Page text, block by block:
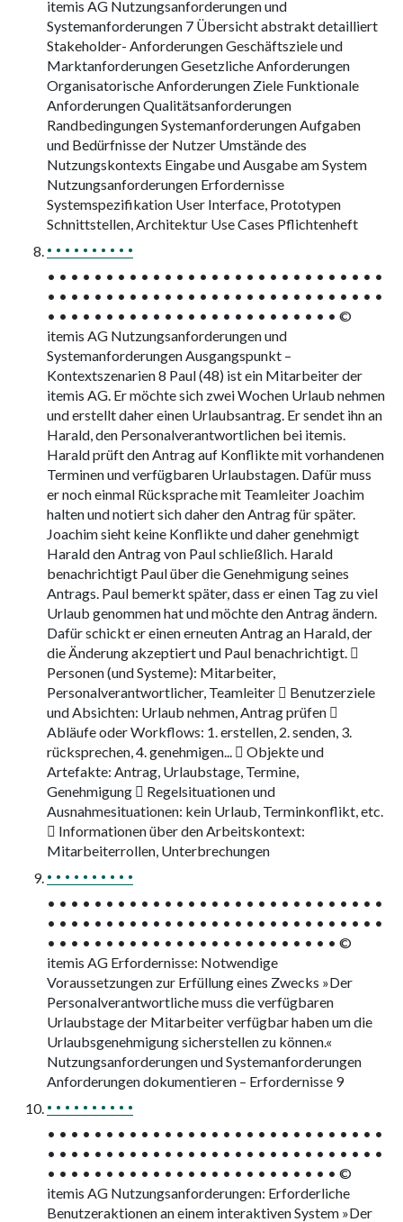
itemis AG Nutzungsanforderungen und
Systemanforderungen 7 Übersicht abstrakt detailliert
Stakeholder- Anforderungen Geschäftsziele und
Marktanforderungen Gesetzliche Anforderungen
Organisatorische Anforderungen Ziele Funktionale
Anforderungen Qualitätsanforderungen
Randbedingungen Systemanforderungen Aufgaben
und Bedürfnisse der Nutzer Umstände des
Nutzungskontexts Eingabe und Ausgabe am System
Nutzungsanforderungen Erfordernisse
Systemspezifikation User Interface, Prototypen
Schnittstellen, Architektur Use Cases Pflichtenheft
• • • • • • • • • •
• • • • • • • • • • • • • • • • • • • • • • • • • • • • •
• • • • • • • • • • • • • • • • • • • • • • • • • • • • •
• • • • • • • • • • • • • • • • • • • • • • • • • ©
itemis AG Nutzungsanforderungen und
Systemanforderungen Ausgangspunkt –
Kontextszenarien 8 Paul (48) ist ein Mitarbeiter der
itemis AG. Er möchte sich zwei Wochen Urlaub nehmen
und erstellt daher einen Urlaubsantrag. Er sendet ihn an
Harald, den Personalverantwortlichen bei itemis.
Harald prüft den Antrag auf Konflikte mit vorhandenen
Terminen und verfügbaren Urlaubstagen. Dafür muss
er noch einmal Rücksprache mit Teamleiter Joachim
halten und notiert sich daher den Antrag für später.
Joachim sieht keine Konflikte und daher genehmigt
Harald den Antrag von Paul schließlich. Harald
benachrichtigt Paul über die Genehmigung seines
Antrags. Paul bemerkt später, dass er einen Tag zu viel
Urlaub genommen hat und möchte den Antrag ändern.
Dafür schickt er einen erneuten Antrag an Harald, der
die Änderung akzeptiert und Paul benachrichtigt. 
Personen (und Systeme): Mitarbeiter,
Personalverantwortlicher, Teamleiter  Benutzerziele
und Absichten: Urlaub nehmen, Antrag prüfen 
Abläufe oder Workflows: 1. erstellen, 2. senden, 3.
rücksprechen, 4. genehmigen...  Objekte und
Artefakte: Antrag, Urlaubstage, Termine,
Genehmigung  Regelsituationen und
Ausnahmesituationen: kein Urlaub, Terminkonflikt, etc.
 Informationen über den Arbeitskontext:
Mitarbeiterrollen, Unterbrechungen
• • • • • • • • • •
• • • • • • • • • • • • • • • • • • • • • • • • • • • • •
• • • • • • • • • • • • • • • • • • • • • • • • • • • • •
• • • • • • • • • • • • • • • • • • • • • • • • • ©
itemis AG Erfordernisse: Notwendige
Voraussetzungen zur Erfüllung eines Zwecks »Der
Personalverantwortliche muss die verfügbaren
Urlaubstage der Mitarbeiter verfügbar haben um die
Urlaubsgenehmigung sicherstellen zu können.«
Nutzungsanforderungen und Systemanforderungen
Anforderungen dokumentieren – Erfordernisse 9
• • • • • • • • • •
• • • • • • • • • • • • • • • • • • • • • • • • • • • • •
• • • • • • • • • • • • • • • • • • • • • • • • • • • • •
• • • • • • • • • • • • • • • • • • • • • • • • • ©
itemis AG Nutzungsanforderungen: Erforderliche
Benutzeraktionen an einem interaktiven System »Der